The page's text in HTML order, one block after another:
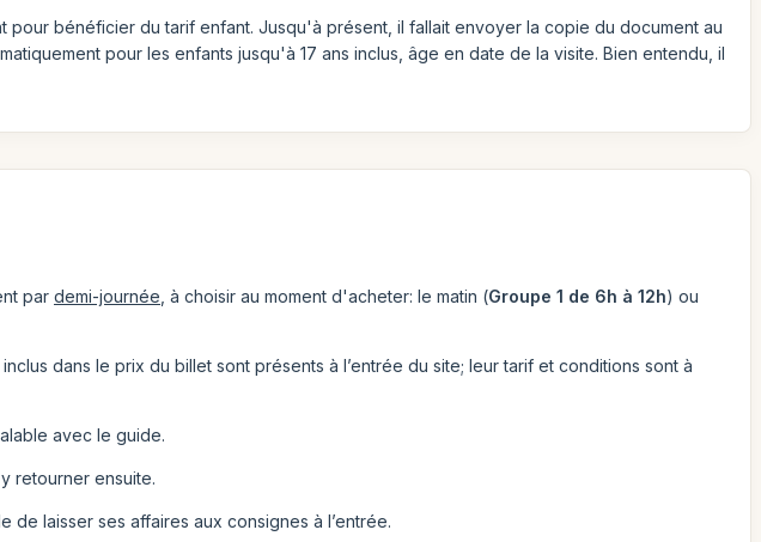
bénéficier du tarif enfant. Jusqu'à présent, il fallait envoyer la copie du document au
pour les enfants jusqu'à 17 ans inclus, âge en date de la visite. Bien entendu, il
par demi-journée , à choisir au moment d'acheter: le matin (Groupe 1 de 6h à 12h) ou
dans le prix du billet sont présents à l’entrée du site; leur tarif et conditions sont à
avec le guide.
retourner ensuite.
de laisser ses affaires aux consignes à l’entrée.